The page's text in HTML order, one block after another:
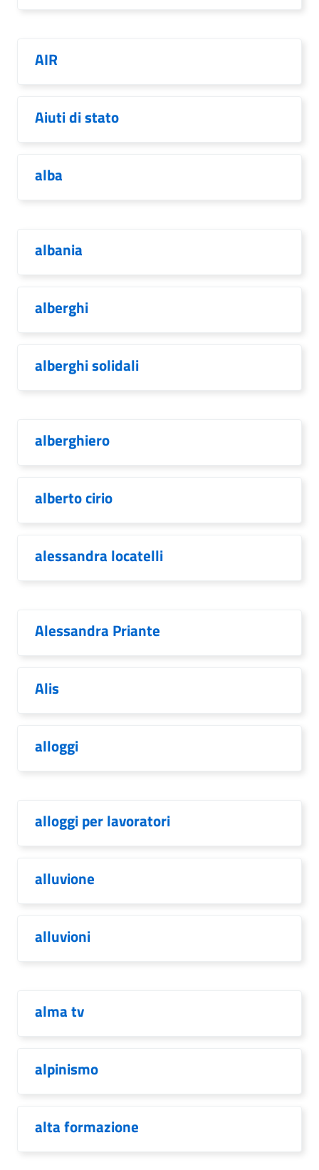
AIR
Aiuti di stato
alba
albania
alberghi
alberghi solidali
alberghiero
alberto cirio
alessandra locatelli
Alessandra Priante
Alis
alloggi
alloggi per lavoratori
alluvione
alluvioni
alma tv
alpinismo
alta formazione